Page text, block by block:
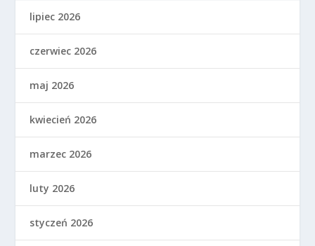
lipiec 2026
czerwiec 2026
maj 2026
kwiecień 2026
marzec 2026
luty 2026
styczeń 2026